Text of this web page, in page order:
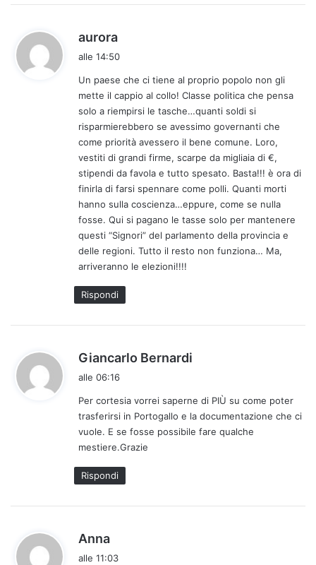
aurora
a
e
t
t
o
:
alle 14:50
Un paese che ci tiene al proprio popolo non gli
mette il cappio al collo! Classe politica che pensa
solo a riempirsi le tasche…quanti soldi si
risparmierebbero se avessimo governanti che
come priorità avessero il bene comune. Loro,
vestiti di grandi firme, scarpe da migliaia di €,
stipendi da favola e tutto spesato. Basta!!! è ora di
finirla di farsi spennare come polli. Quanti morti
hanno sulla coscienza…eppure, come se nulla
fosse. Qui si pagano le tasse solo per mantenere
questi “Signori” del parlamento della provincia e
delle regioni. Tutto il resto non funziona… Ma,
arriveranno le elezioni!!!!
Rispondi
Giancarlo Bernardi
e
t
t
alle 06:16
Per cortesia vorrei saperne di PIÙ su come poter
trasferirsi in Portogallo e la documentazione che ci
vuole. E se fosse possibile fare qualche
mestiere.Grazie
Rispondi
Anna
a
alle 11:03